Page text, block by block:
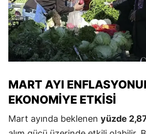
MART AYI
EKONOMIYE ETKISI
Mart ayında beklenen yüzde